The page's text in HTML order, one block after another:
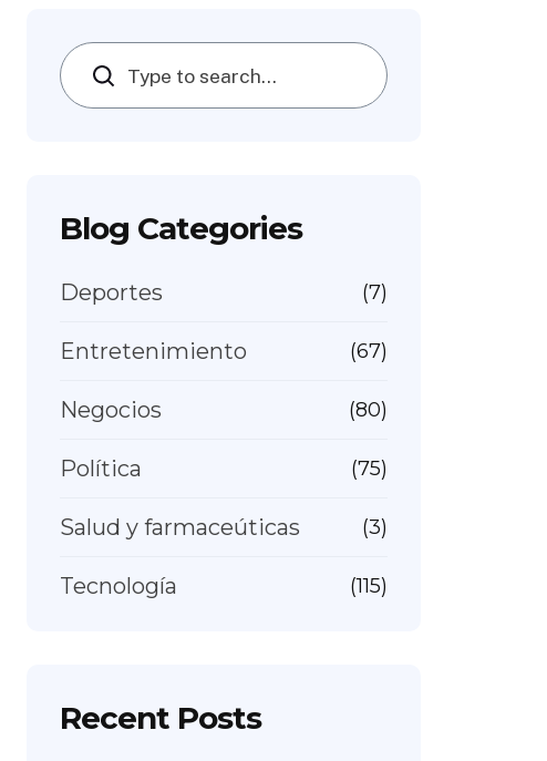
Search
Blog Categories
Deportes (7)
Entretenimiento (67)
Negocios (80)
Política (75)
Salud y farmaceúticas (3)
Tecnología (115)
Recent Posts